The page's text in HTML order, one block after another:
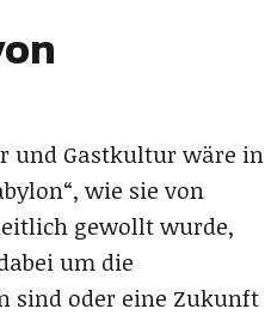
und Gastkultur wäre in
wie sie von
gewollt wurde,
um die
sind oder eine Zukunft